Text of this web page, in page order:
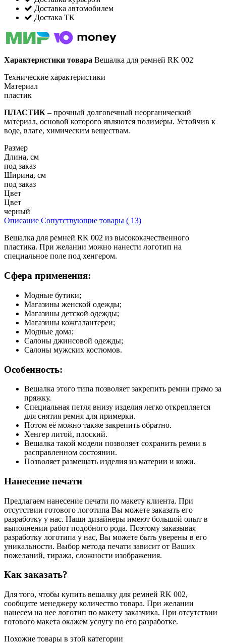
Доставка автомобилем
Достака ТК
Характеристики товара Вешалка для ремней RK 002
Технические характеристики
Материал
пластик
ПЛАСТИК – прочный долговечный неорганический
материал, основой которого являются полимеры. Устойчив к
воде, влаге, химическим веществам.
Размер
Длина, см
под заказ
Ширина, см
под заказ
Цвет
Цвет
черный
Описание Сопутствующие товары ( 13)
Вешалка для ремней RK 002 из высококачественного
пластика. При желании можно нанести логотип на
специальное поле под хенгером.
Сфера применения:
Модные бутики;
Магазины женской одежды;
Магазины детской одежды;
Магазины кожгалантереи;
Модные дома;
Салоны джинсовой одежды;
Салоны мужских костюмов.
Особенность:
Вешалка этого типа позволяет закрепить ремни прямо за
пряжку.
Специальная петля внизу изделия легко открепляется
для снятия ремня для примерки.
Потом её можно также закрепить обратно.
Хенгер литой, плоский.
Вешалка такой модели позволяет сохранить ремни в
расправленном состоянии.
Позволяет размещать изделия из материи и кожи.
Нанесение печати
Предлагаем нанесение печати по макету клиента. При
отсутствии готового логотипа Вы можете заказать его
разработку у нас. Наши дизайнеры имеют большой опыт в
выполнении работ подобного рода. Поэтому заказывая
разработку логотипа у нас, Вы можете быть уверены в его
уникальности. Выбор метода печати зависит от Ваших
пожеланий, тиража, сложности изображения.
Как заказать?
Для того, чтобы купить вешалку для ремней RK 002,
сообщите менеджеру количество товара. При желании
нанесем на нее логотип по макету заказчика. При отсутствии
готового макета окажем услугу по его разработке.
Похожие товары в этой категории